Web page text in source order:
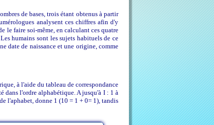
de bases, trois étant obtenus à partir
analysent ces chiffres afin d'y
le faire soi-même, en calculant ces quatre
humains sont les sujets habituels de ce
date de naissance et une origine, comme
à l'aide du tableau de correspondance
dans l'ordre alphabétique. A jusqu'à I : 1 à
l'aphabet, donne 1 (10 = 1 + 0= 1), tandis